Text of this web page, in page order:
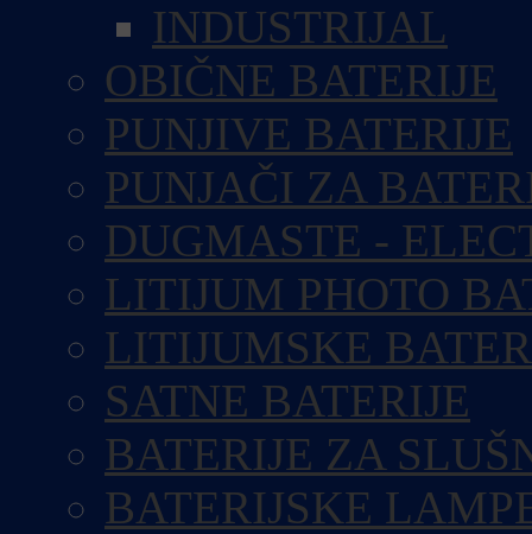
INDUSTRIJAL
OBIČNE BATERIJE
PUNJIVE BATERIJE
PUNJAČI ZA
DUGMASTE -
LITIJUM PHOTO
LITIJUMSKE
SATNE BATERIJE
BATERIJE ZA
BATERIJSKE